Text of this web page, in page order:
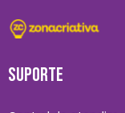
SUPORTE